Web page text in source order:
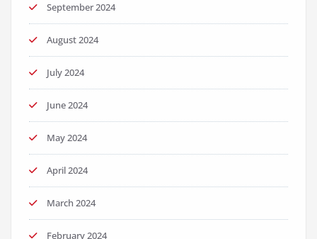
September 2024
August 2024
July 2024
June 2024
May 2024
April 2024
March 2024
February 2024